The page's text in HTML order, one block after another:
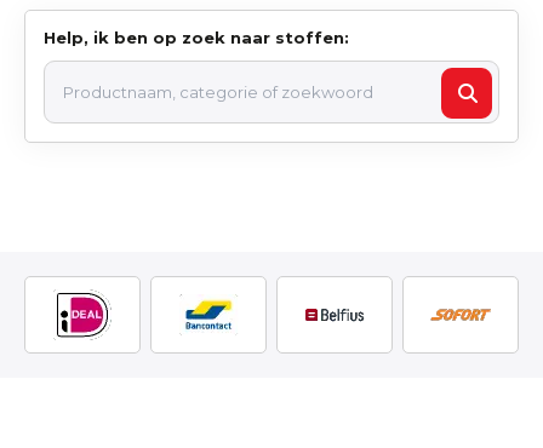
Help, ik ben op zoek naar stoffen: